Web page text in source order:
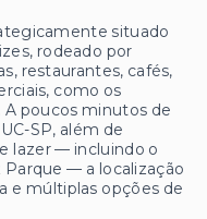
situado
rodeado por
restaurantes, cafés,
como os
poucos minutos de
SP, além de
lazer — incluindo o
Parque — a localização
e múltiplas opções de